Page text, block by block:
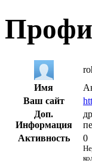
Имя
Ваш сайт
Доп.
Информация
Активность
0